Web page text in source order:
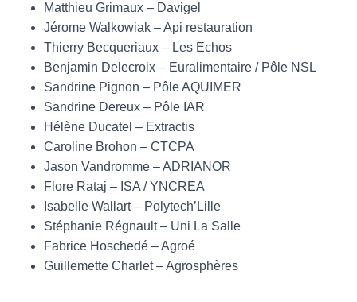
Matthieu Grimaux – Davigel
Jérome Walkowiak – Api restauration
Thierry Becqueriaux – Les Echos
Benjamin Delecroix – Euralimentaire / Pôle NSL
Sandrine Pignon – Pôle AQUIMER
Sandrine Dereux – Pôle IAR
Hélène Ducatel – Extractis
Caroline Brohon – CTCPA
Jason Vandromme – ADRIANOR
Flore Rataj – ISA / YNCREA
Isabelle Wallart – Polytech’Lille
Stéphanie Régnault – Uni La Salle
Fabrice Hoschedé – Agroé
Guillemette Charlet – Agrosphères